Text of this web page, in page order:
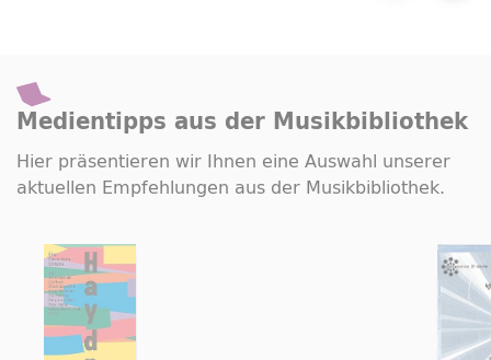
Medientipps aus der Musikbibliothek
Hier präsentieren wir Ihnen eine Auswahl unserer
aktuellen Empfehlungen aus der Musikbibliothek.